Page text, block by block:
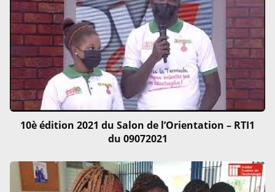
10è édition 2021 du Salon de l’Orientation – RTI1
du 09072021